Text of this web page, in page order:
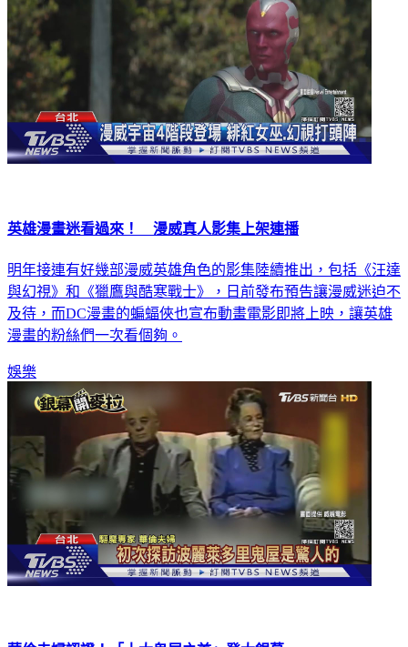
英雄漫畫迷看過來！ 漫威真人影集上架連播
明年接連有好幾部漫威英雄角色的影集陸續推出，包括《汪達
與幻視》和《獵鷹與酷寒戰士》，日前發布預告讓漫威迷迫不
及待，而DC漫畫的蝙蝠俠也宣布動畫電影即將上映，讓英雄
漫畫的粉絲們一次看個夠。
娛樂